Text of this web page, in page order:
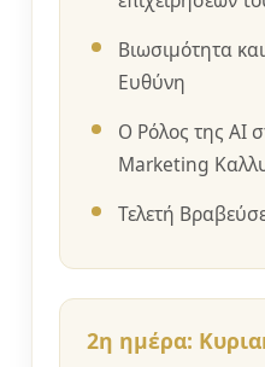
Βιωσιμότητα
Ευθύνη
Ο Ρόλος της AI
Marketing
Τελετή
2η ημέρα: